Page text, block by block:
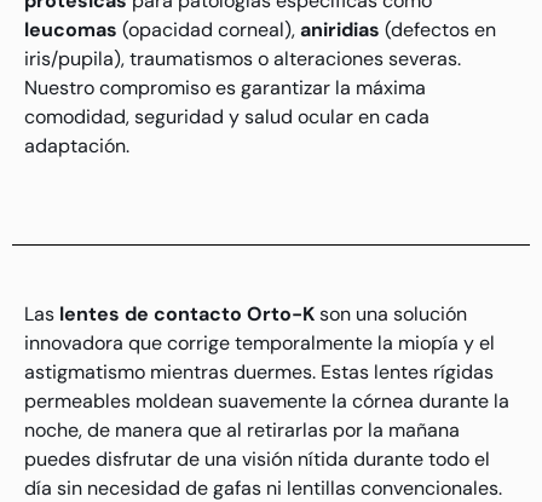
leucomas (opacidad corneal),aniridias (defectos en
iris/pupila), traumatismos o alteraciones severas.
Nuestro compromiso es garantizar la máxima
comodidad, seguridad y salud ocular en cada
adaptación.
Las lentes de contacto Orto-Kson una solución
innovadora que corrige temporalmente la miopía y el
astigmatismo mientras duermes. Estas lentes rígidas
permeables moldean suavemente la córnea durante la
noche, de manera que al retirarlas por la mañana
puedes disfrutar de una visión nítida durante todo el
día sin necesidad de gafas ni lentillas convencionales.